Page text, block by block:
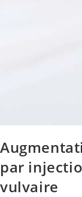
par
vulvaire